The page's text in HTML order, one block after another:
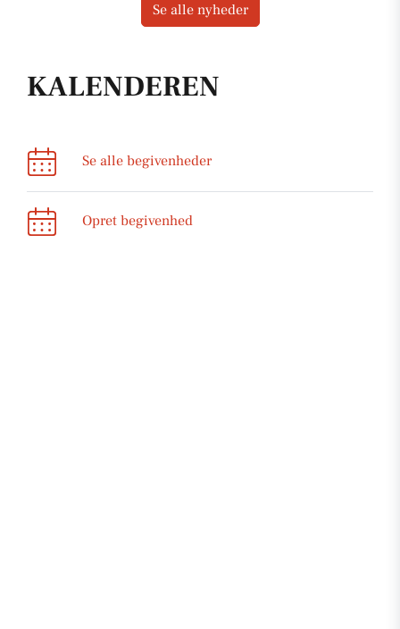
KALENDEREN
Se alle begivenheder
Opret begivenhed
Se alle nyheder